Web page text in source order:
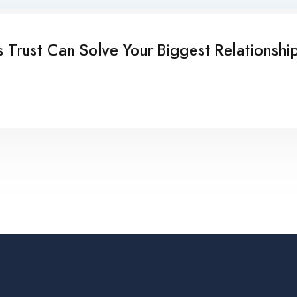
Can Solve Your Biggest